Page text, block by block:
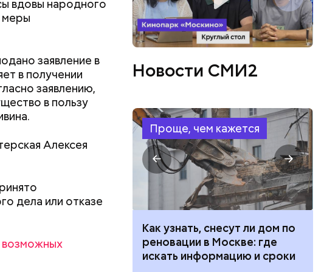
вдовы народного
меры
заявление в
в получении
заявлению,
в пользу
Алексея
дела или отказе
возможных
Патаре. С
рано принял
проводил в
Николай
а затем и
Николай
Этот человек
смерть, и даже
Новости СМИ2
Проще, чем кажется
в Москве: где
Как предотвратить развитие
диабета